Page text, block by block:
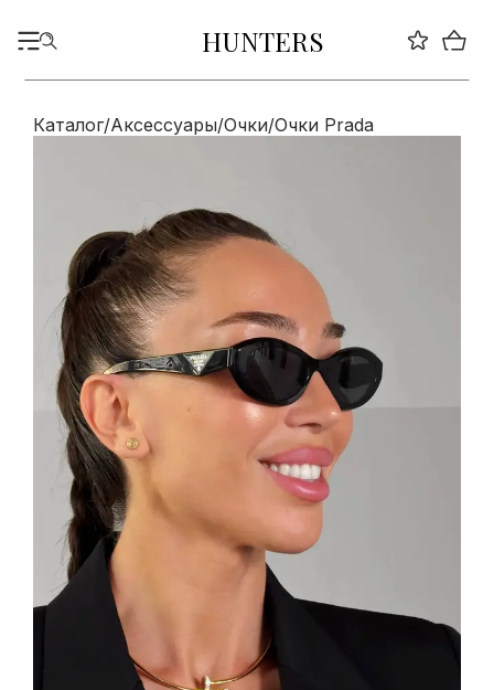
HUNTERS
Каталог/Аксессуары/Очки/Очки Prada